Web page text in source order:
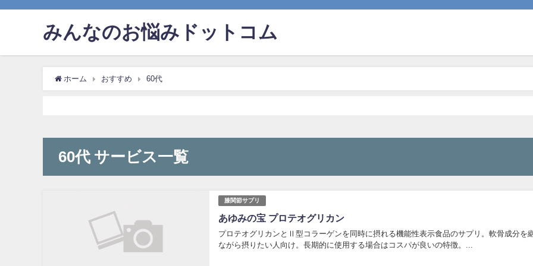
みんなのお悩みドットコム
ホーム おすすめ 60代
60代 サービス一覧
膝関節サプリ
あゆみの宝 プロテオグリカン
プロテオグリカンとⅡ型コラーゲンを同時に摂れる機能性表示食品のサプリ。軟骨成分を
ながら摂りたい人向け。長期的に使用する場合はコスパが良いの特徴。...